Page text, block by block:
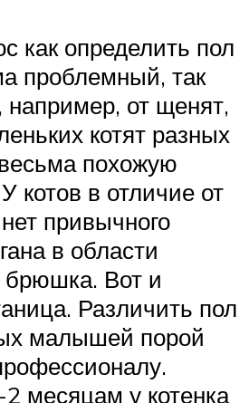
как определить пол
проблемный, так
например, от щенят,
котят разных
похожую
котов в отличие от
привычного
в области
брюшка. Вот и
Различить пол
малышей порой
месяцам у котенка